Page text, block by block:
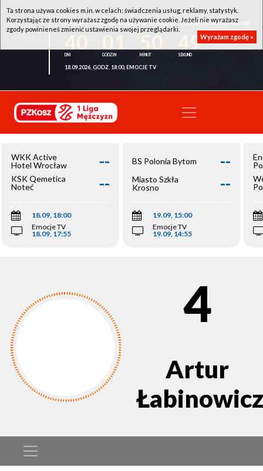
WKK ACTIVE HOTEL WROCŁAW - KSK QEMETICA NOTEĆ INOWROCŁAW
49
18.09.2026, GODZ. 18:00, EMOCJE TV
WKK Active
Hotel Wrocław
--
KSK Qemetica
Noteć
Inowrocław
--
18.09, 18:00
Emocje TV
18.09, 17:55
BS Polonia Bytom --
Miasto Szkła
Krosno
--
19.09, 15:00
Emocje TV
19.09, 14:55
4
Artur
Łabinowicz
Ta strona używa cookies m.in. w celach: świadczenia usług, reklamy, statystyk.
Korzystając ze strony wyrażasz zgodę na używanie cookie. Jeżeli nie wyrażasz
zgody powinieneś zmienić ustawienia swojej przeglądarki.
Wyrażam zgodę »